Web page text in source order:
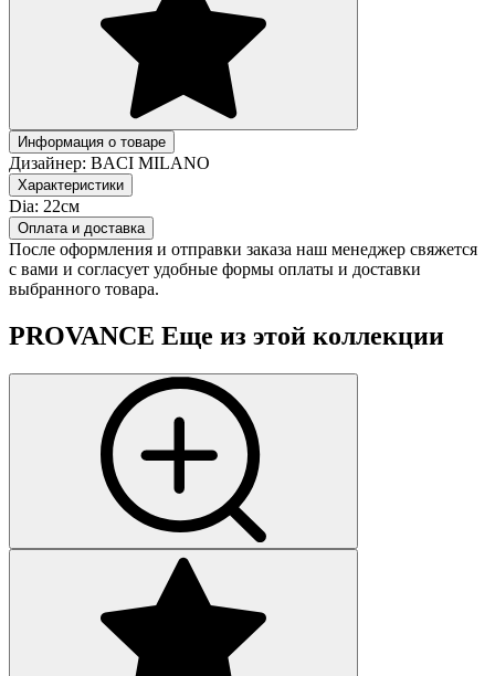
Информация о товаре
Дизайнер: BACI MILANO
Характеристики
Dia: 22см
Оплата и доставка
После оформления и отправки заказа наш менеджер свяжется
с вами и согласует удобные формы оплаты и доставки
выбранного товара.
PROVANCE Еще из этой коллекции